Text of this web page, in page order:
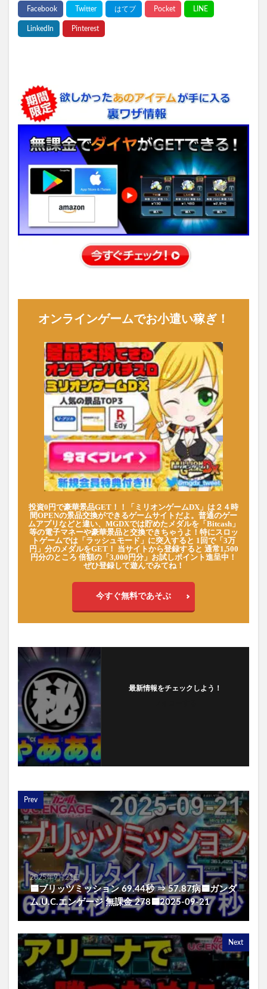
オンラインゲームでお小遣い稼ぎ！
投資0円で豪華景品GET！！「ミリオンゲームDX」は２４時
間OPENの景品交換ができるゲームサイトだよ。普通のゲー
ムアプリなどと違い、MGDXでは貯めたメダルを「Bitcash」
等の電子マネーや豪華景品と交換できちゃうよ！特にスロッ
トゲームでは「ラッシュモード」に突入すると 1回で「3万
円」分のメダルをGET！ 当サイトから登録すると 通常1,500
円分のところ 倍額の「3,000円分」お試しポイント進呈中！
ぜひ登録して遊んでみてね！
今すぐ無料であそぶ
最新情報をチェックしよう！
Prev
2025年9月21日
🟦ブリッツミッション 69.44秒 ⇒ 57.87病🟦ガンダ
ム.U.C.エンゲージ 無課金 278🟦2025-09-21
Next